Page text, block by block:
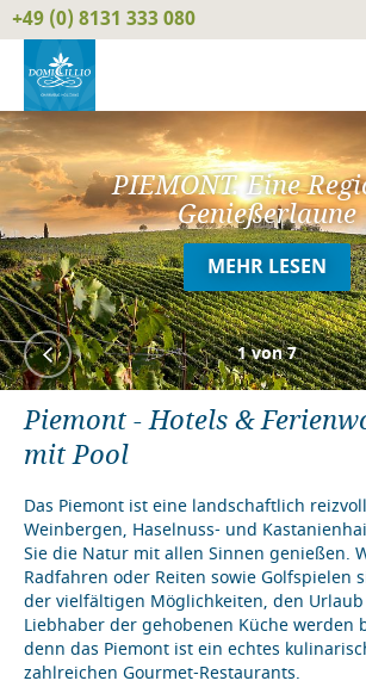
+49 (0) 8131 333 080
PIEMONT. Eine
Genießerlaune
MEHR LESEN
1von 7
Piemont - Hotels &
mit Pool
Das Piemont ist eine landschaftlich
Weinbergen, Haselnuss- und
Sie die Natur mit allen Sinnen genießen.
Radfahren oder Reiten sowie Golfspielen
der vielfältigen Möglichkeiten, den
Liebhaber der gehobenen Küche werden
denn das Piemont ist ein echtes
zahlreichen Gourmet-Restaurants.